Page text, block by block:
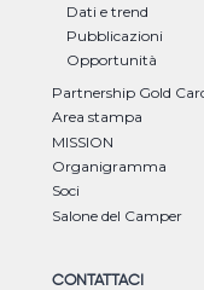
Dati e trend
Pubblicazioni
Opportunità
Partnership Gold
Area stampa
MISSION
Organigramma
Soci
Salone del Camper
CONTATTACI